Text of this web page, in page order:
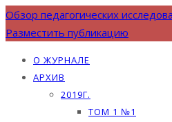
Обзор педагогических
Разместить публикацию
О ЖУРНАЛЕ
АРХИВ
2019Г.
ТОМ 1 №1